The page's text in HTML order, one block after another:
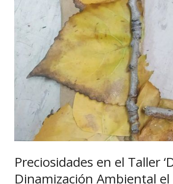
Preciosidades en el Taller
Dinamización Ambiental